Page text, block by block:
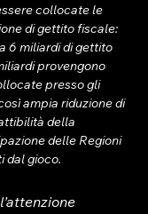
collocate le
di gettito fiscale:
6 miliardi di gettito
provengono
presso gli
ampia riduzione di
della
delle Regioni
dal gioco.